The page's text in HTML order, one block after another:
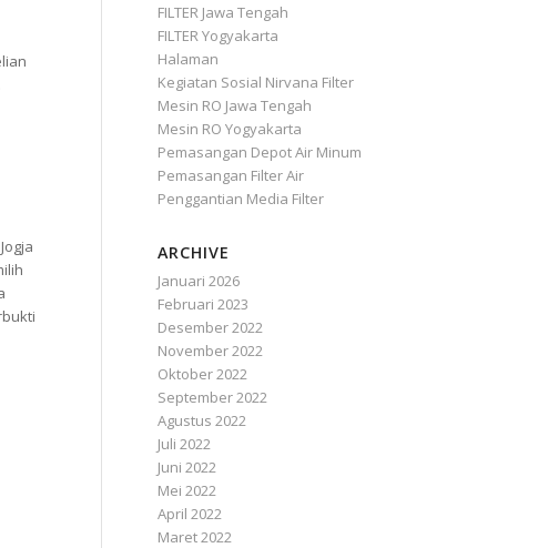
FILTER Jawa Tengah
FILTER Yogyakarta
Halaman
Kegiatan Sosial Nirvana Filter
Mesin RO Jawa Tengah
Mesin RO Yogyakarta
Pemasangan Depot Air Minum
Pemasangan Filter Air
Penggantian Media Filter
ARCHIVE
Januari 2026
Februari 2023
Desember 2022
November 2022
Oktober 2022
September 2022
Agustus 2022
Juli 2022
Juni 2022
Mei 2022
April 2022
Maret 2022